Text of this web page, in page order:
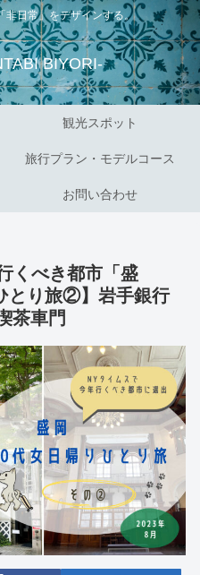
非日常」をデザインする。
BIYORI-
観光スポット
旅行プラン・モデルコース
お問い合わせ
くべき都市「盛
とり旅②】岩手銀行
茶車門